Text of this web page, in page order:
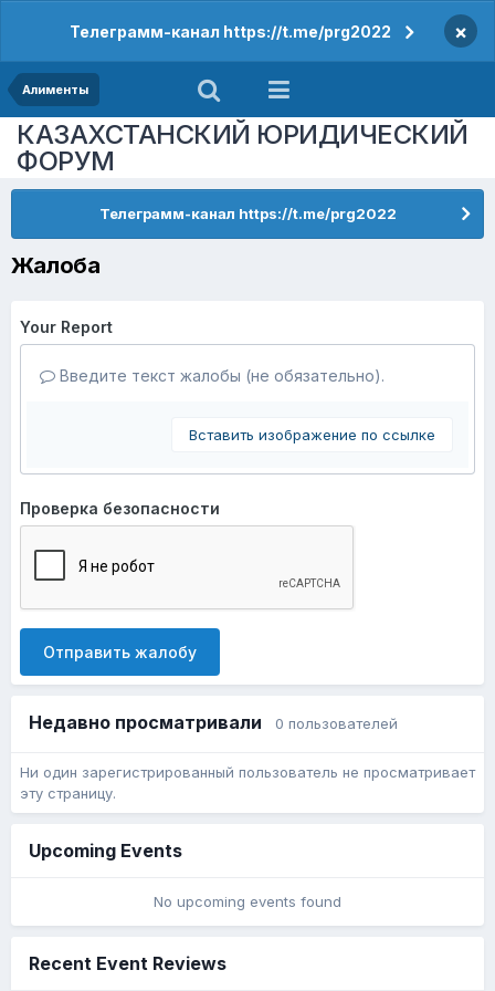
Телеграмм-канал https://t.me/prg2022 ×
Алименты
КАЗАХСТАНСКИЙ ЮРИДИЧЕСКИЙ
ФОРУМ
Телеграмм-канал https://t.me/prg2022
Жалоба
Your Report
Введите текст жалобы (не обязательно).
Вставить изображение по ссылке
Проверка безопасности
Отправить жалобу
Недавно просматривали 0 пользователей
Ни один зарегистрированный пользователь не просматривает
эту страницу.
Upcoming Events
No upcoming events found
Recent Event Reviews